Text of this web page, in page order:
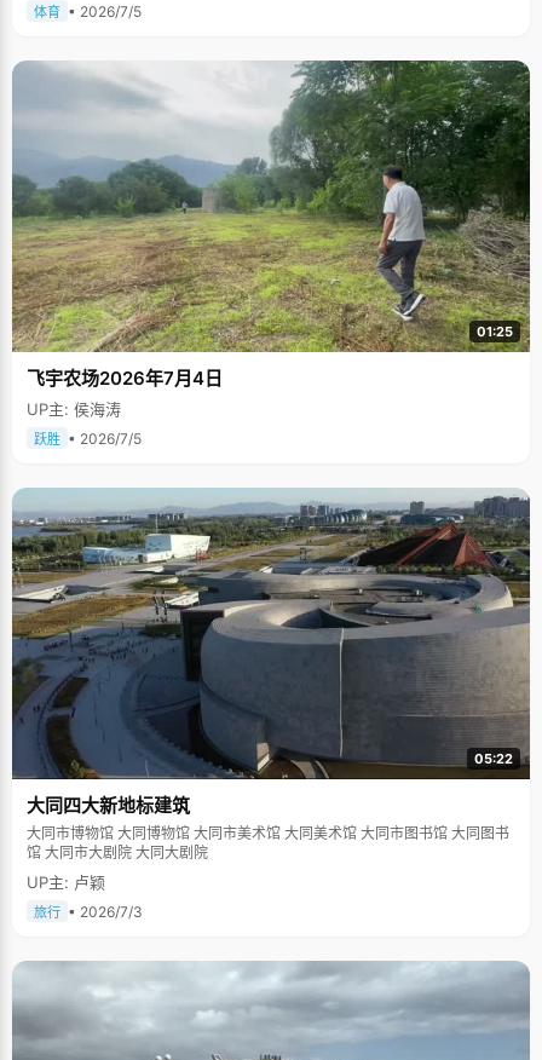
体育 • 2026/7/5
01:25
飞宇农场2026年7月4日
UP主: 侯海涛
跃胜 • 2026/7/5
05:22
大同四大新地标建筑
大同市博物馆 大同博物馆 大同市美术馆 大同美术馆 大同市图书馆 大同图书
馆 大同市大剧院 大同大剧院
UP主: 卢颖
旅行 • 2026/7/3